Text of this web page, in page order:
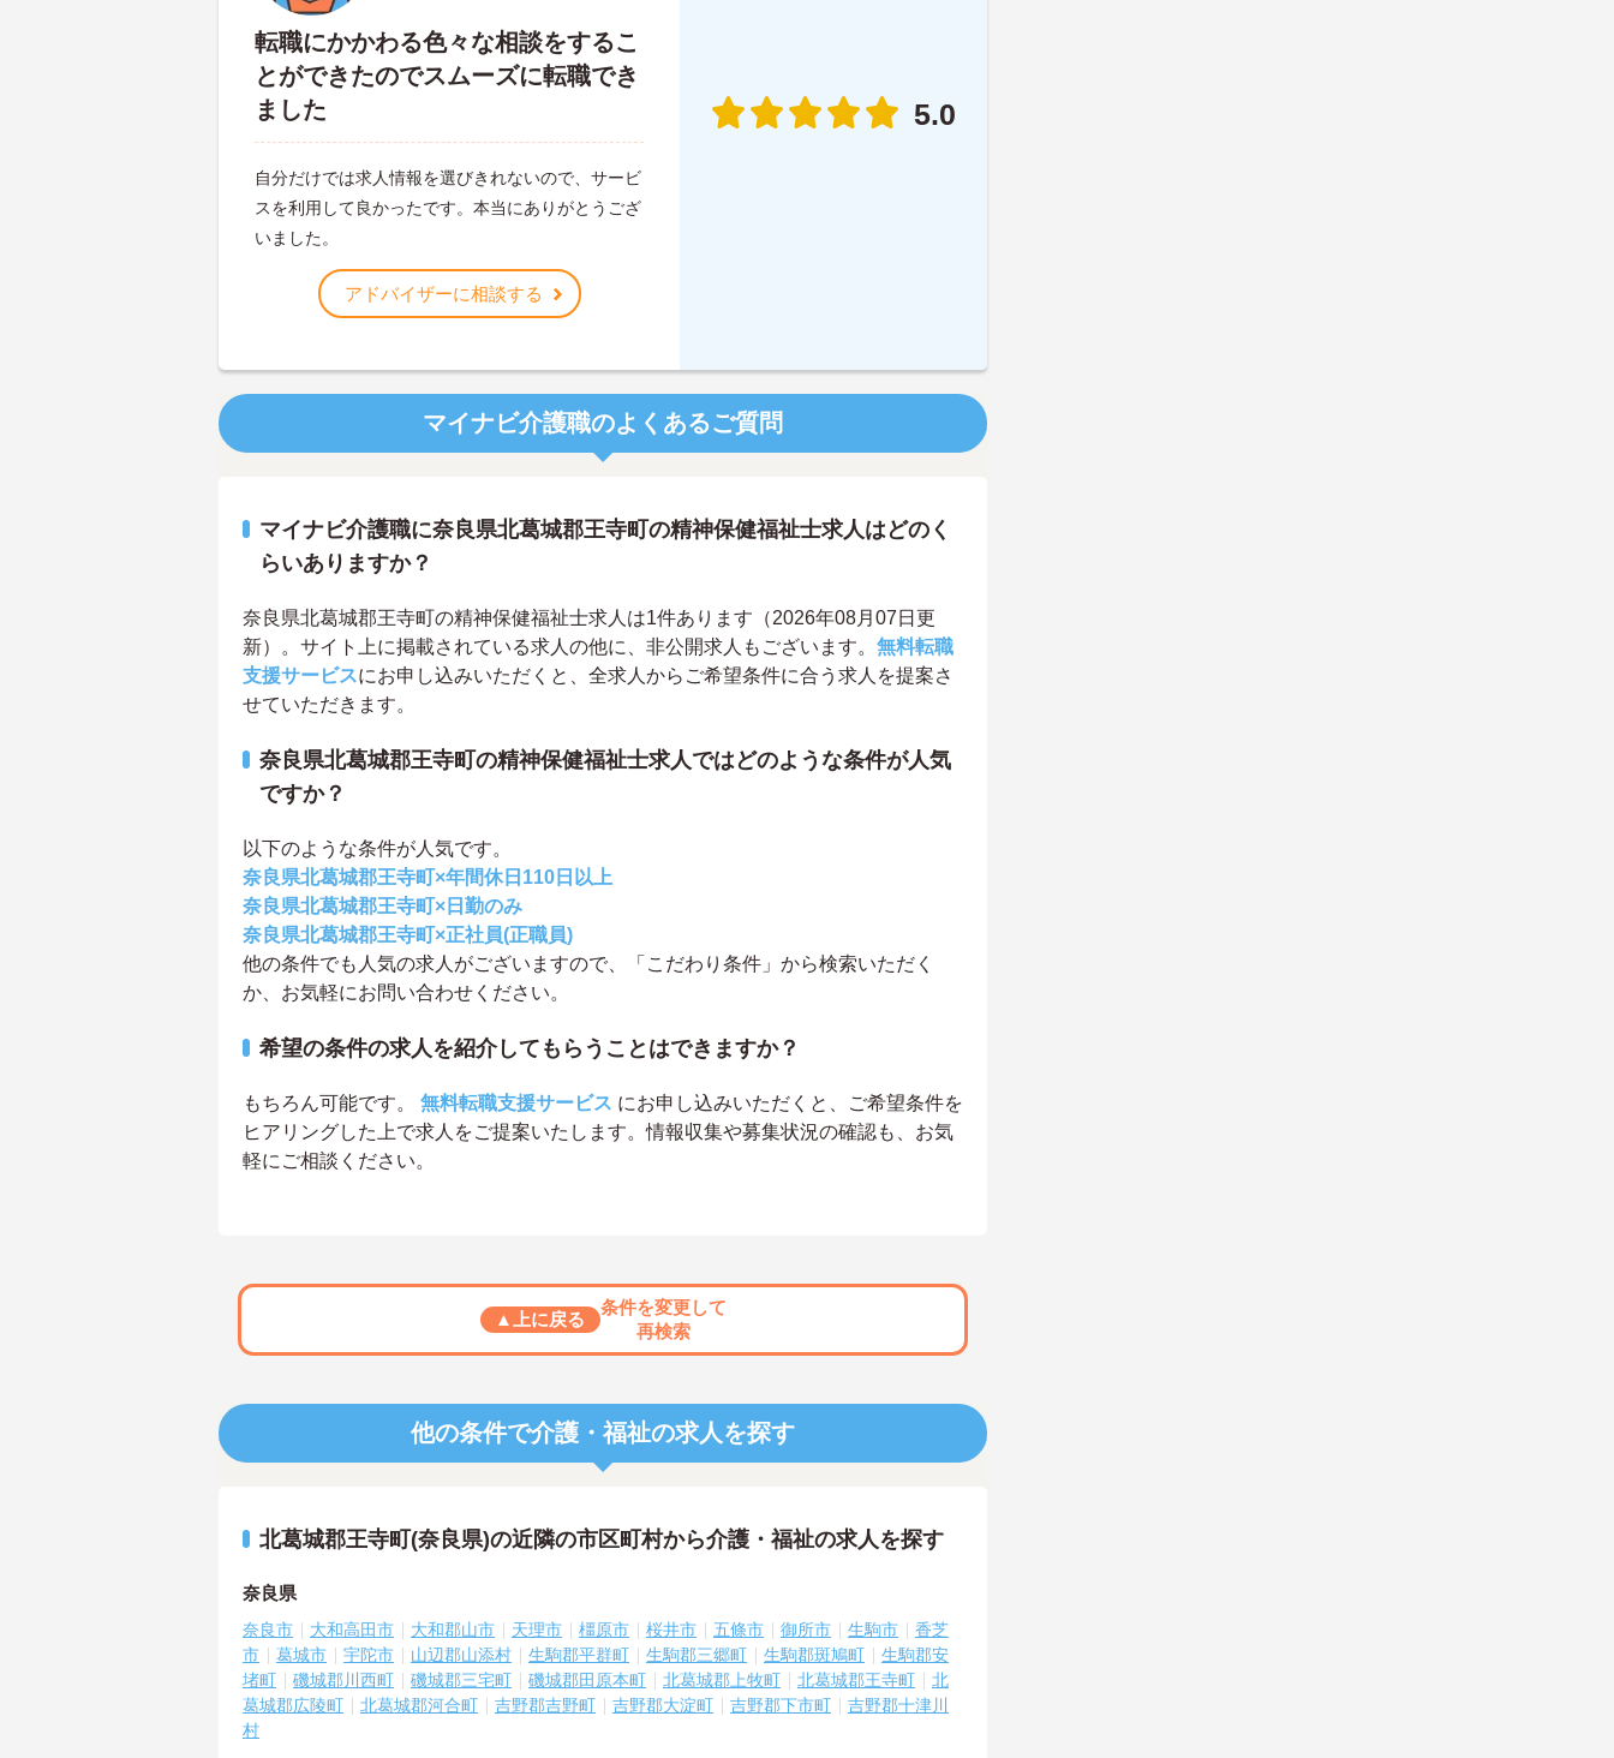
転職にかかわる色々な相談をするこ
とができたのでスムーズに転職でき
ました
自分だけでは求人情報を選びきれないので、サービ
スを利用して良かったです。本当にありがとうござ
いました。
アドバイザーに相談する
5.0
マイナビ介護職のよくあるご質問
マイナビ介護職に奈良県北葛城郡王寺町の精神保健福祉士求人はどのく
らいありますか？
奈良県北葛城郡王寺町の精神保健福祉士求人は1件あります（2026年08月07日更
新）。サイト上に掲載されている求人の他に、非公開求人もございます。 無料転職
支援サービスにお申し込みいただくと、全求人からご希望条件に合う求人を提案さ
せていただきます。
奈良県北葛城郡王寺町の精神保健福祉士求人ではどのような条件が人気
ですか？
以下のような条件が人気です。
奈良県北葛城郡王寺町×年間休日110日以上
奈良県北葛城郡王寺町×日勤のみ
奈良県北葛城郡王寺町×正社員(正職員)
他の条件でも人気の求人がございますので、「こだわり条件」から検索いただく
か、お気軽にお問い合わせください。
希望の条件の求人を紹介してもらうことはできますか？
もちろん可能です。 無料転職支援サービス にお申し込みいただくと、ご希望条件を
ヒアリングした上で求人をご提案いたします。情報収集や募集状況の確認も、お気
軽にご相談ください。
▲上に戻る
条件を変更して
再検索
他の条件で介護・福祉の求人を探す
北葛城郡王寺町(奈良県)の近隣の市区町村から介護・福祉の求人を探す
奈良県
奈良市 大和高田市 大和郡山市 天理市 橿原市 桜井市 五條市 御所市 生駒市
香芝
市
葛城市 宇陀市 山辺郡山添村 生駒郡平群町 生駒郡三郷町 生駒郡斑鳩町
生駒郡安
堵町
磯城郡川西町 磯城郡三宅町 磯城郡田原本町 北葛城郡上牧町 北葛城郡王寺町
北
葛城郡広陵町
北葛城郡河合町 吉野郡吉野町 吉野郡大淀町 吉野郡下市町
吉野郡十津川
村